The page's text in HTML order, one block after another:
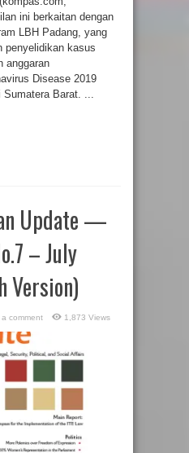
ini berkaitan dengan
LBH Padang, yang
penyelidikan kasus
anggaran
Disease 2019
Barat. ...
Update —
– July
Version)
comment 1,873 Views